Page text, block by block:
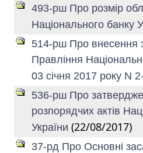
493-рш Про розмір
Національного банку
514-рш Про внесення
Правління
03 січня 2017 року N
536-рш Про
розпорядчих актів
України (22/08/2017)
37-рд Про Основні